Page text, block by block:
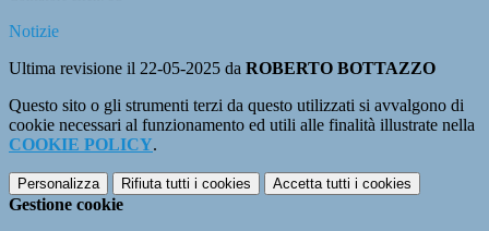
Notizie
Ultima revisione il 22-05-2025 da ROBERTO BOTTAZZO
Questo sito o gli strumenti terzi da questo utilizzati si avvalgono di
cookie necessari al funzionamento ed utili alle finalità illustrate nella
COOKIE POLICY.
Personalizza Rifiuta tutti i cookies Accetta tutti i cookies
Gestione cookie